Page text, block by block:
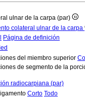
ulnar de la carpa (par)
colateral ulnar de la carpa
Página de definición
del miembro superior
de segmento de la
radiocarpiana (par)
Corto Todo